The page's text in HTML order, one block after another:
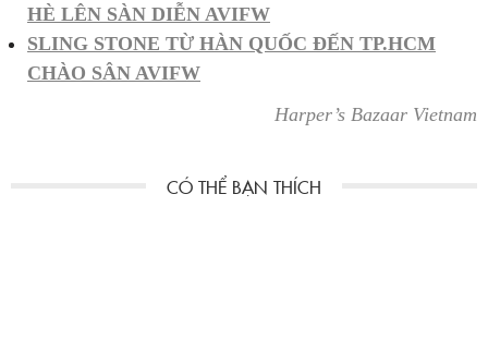
HÈ LÊN SÀN DIỄN AVIFW
SLING STONE TỪ HÀN QUỐC ĐẾN TP.HCM
CHÀO SÂN AVIFW
Harper’s Bazaar Vietnam